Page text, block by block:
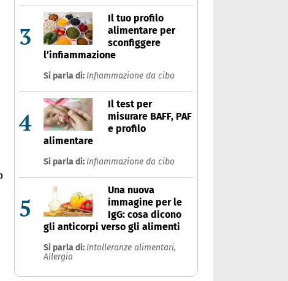
3
Il tuo profilo
alimentare per
sconfiggere
l’infiammazione
Si parla di: Infiammazione da cibo
4
Il test per
misurare BAFF, PAF
e profilo
alimentare
Si parla di: Infiammazione da cibo
5
Una nuova
immagine per le
IgG: cosa dicono
gli anticorpi verso gli alimenti
Si parla di: Intolleranze alimentari,
Allergia